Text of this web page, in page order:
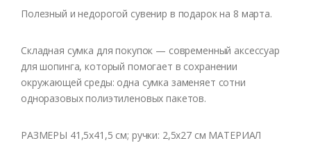
Полезный и недорогой сувенир в подарок на 8 марта.
Складная сумка для покупок — современный аксессуар
для шопинга, который помогает в сохранении
окружающей среды: одна сумка заменяет сотни
одноразовых полиэтиленовых пакетов.
РАЗМЕРЫ 41,5х41,5 см; ручки: 2,5х27 см МАТЕРИАЛ